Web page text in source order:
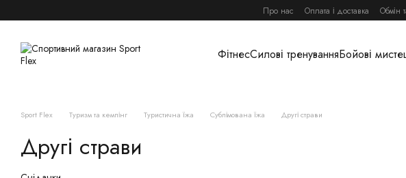
Про нас Оплата і доставка Обмін
ФітнесСилові тренуванняБойові
Sport Flex Туризм та кемпінг Туристична їжа Сублімована їжа Другі страви
Другі страви